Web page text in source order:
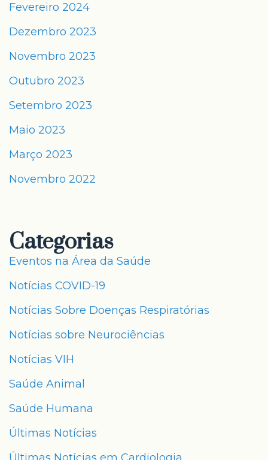
Fevereiro 2024
Dezembro 2023
Novembro 2023
Outubro 2023
Setembro 2023
Maio 2023
Março 2023
Novembro 2022
Categorias
Eventos na Área da Saúde
Notícias COVID-19
Notícias Sobre Doenças Respiratórias
Notícias sobre Neurociências
Notícias VIH
Saúde Animal
Saúde Humana
Últimas Notícias